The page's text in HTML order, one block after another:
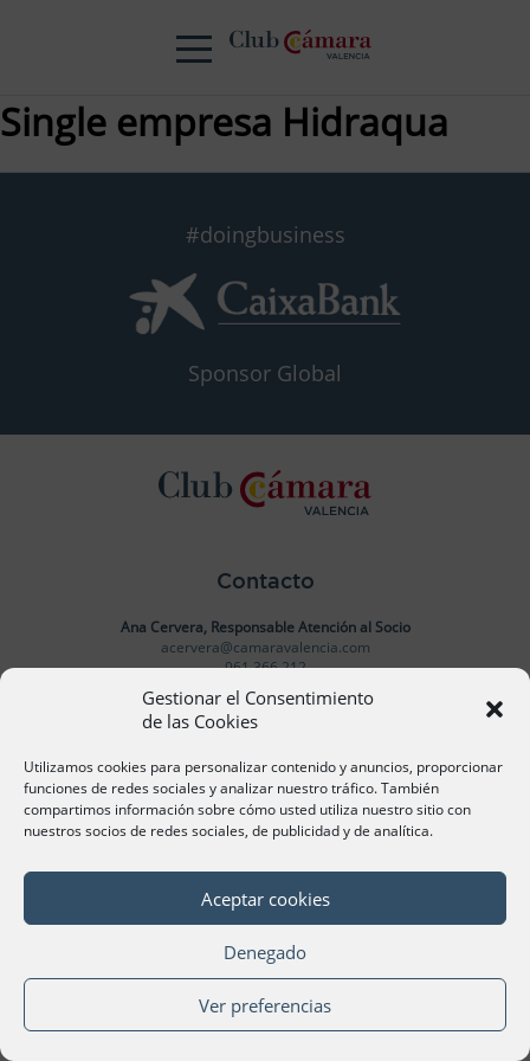
Gestionar el Consentimiento
de las Cookies
Utilizamos cookies para personalizar contenido y anuncios, proporcionar
funciones de redes sociales y analizar nuestro tráfico. También
compartimos información sobre cómo usted utiliza nuestro sitio con
nuestros socios de redes sociales, de publicidad y de analítica.
Aceptar cookies
Denegado
Ver preferencias
Single empresa Hidraqua
#doingbusiness
Sponsor Global
Contacto
Ana Cervera, Responsable Atención al Socio
acervera@camaravalencia.com
961 366 212
Síguenos
©Cámara Oficial de Comercio, Industria, Servicios y
Navegación de València 2020